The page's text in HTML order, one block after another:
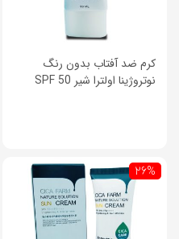
کرم ضد آفتاب بدون رنگ
نوتروژینا اولترا شیر SPF 50
26%